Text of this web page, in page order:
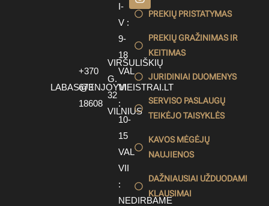
LABAS@ENJOYMEISTRAI.LT
+370
673
18608
VIRŠULIŠKIŲ
G.
32
VILNIUS
I-
V :
9-
18
VAL
VI
:
10-
15
VAL
VII
:
NEDIRBAME
PREKIŲ PRISTATYMAS
PREKIŲ GRAŽINIMAS IR
KEITIMAS
JURIDINIAI DUOMENYS
SERVISO PASLAUGŲ
TEIKĖJO TAISYKLĖS
KAVOS MĖGĖJŲ
NAUJIENOS
DAŽNIAUSIAI UŽDUODAMI
KLAUSIMAI